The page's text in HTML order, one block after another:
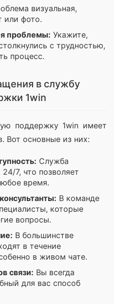
визуальная,
или фото.
проблемы: Укажите,
с трудностью,
процесс.
в службу
1win
поддержку 1win имеет
Вот основные из них:
Служба
7, что позволяет
время.
В команде
которые
вопросы.
В большинстве
в течение
в живом чате.
связи: Вы всегда
для вас способ